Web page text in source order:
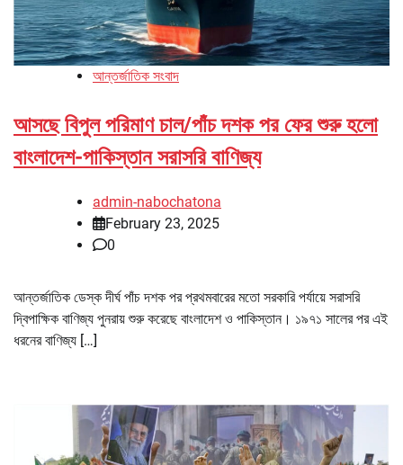
আন্তর্জাতিক সংবাদ
আসছে বিপুল পরিমাণ চাল/পাঁচ দশক পর ফের শুরু হলো
বাংলাদেশ-পাকিস্তান সরাসরি বাণিজ্য
admin-nabochatona
February 23, 2025
0
আন্তর্জাতিক ডেস্ক দীর্ঘ পাঁচ দশক পর প্রথমবারের মতো সরকারি পর্যায়ে সরাসরি
দ্বিপাক্ষিক বাণিজ্য পুনরায় শুরু করেছে বাংলাদেশ ও পাকিস্তান। ১৯৭১ সালের পর এই
ধরনের বাণিজ্য […]